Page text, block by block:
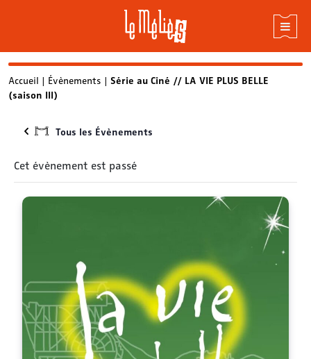
Skip
to
Accueil | Évènements | Série au Ciné // LA VIE PLUS BELLE
(saison III)
Tous les Évènements
Cet évènement est passé